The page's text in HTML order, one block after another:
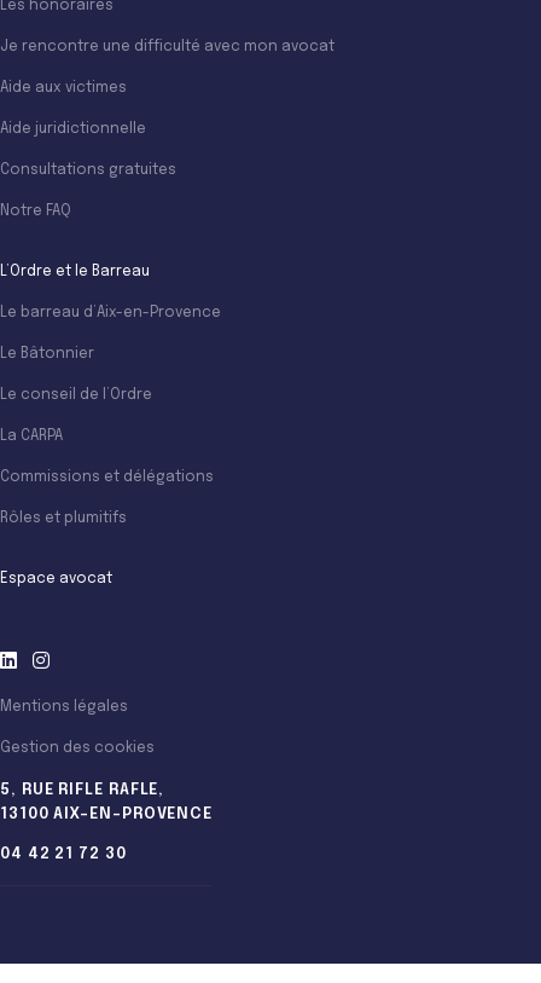
Les honoraires
Je rencontre une difficulté avec mon avocat
Aide aux victimes
Aide juridictionnelle
Consultations gratuites
Notre FAQ
L’Ordre et le Barreau
Le barreau d’Aix-en-Provence
Le Bâtonnier
Le conseil de l’Ordre
La CARPA
Commissions et délégations
Rôles et plumitifs
Espace avocat
Mentions légales
Gestion des cookies
5, RUE RIFLE RAFLE,
13100 AIX-EN-PROVENCE
04 42 21 72 30